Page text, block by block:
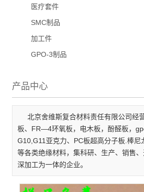
医疗套件
SMC制品
加工件
GPO-3制品
产品中心
北京舍维斯复合材料责任有限公司经
板、FR—4环氧板，电木板，酚醛板，
G10,G11亚克力、PC板超高分子板.棒尼
等各类绝缘材料，集科研、生产、销售
深加工为一体的企业。